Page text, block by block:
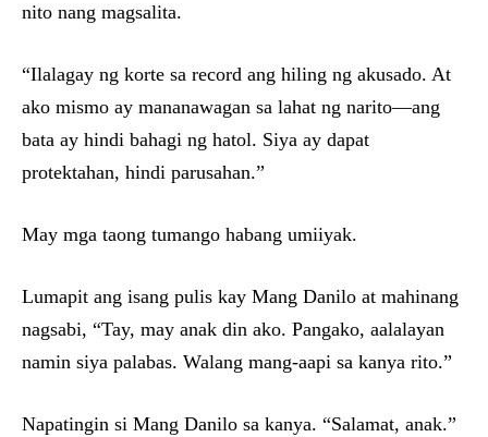
nito nang magsalita.
“Ilalagay ng korte sa record ang hiling ng akusado. At
ako mismo ay mananawagan sa lahat ng narito—ang
bata ay hindi bahagi ng hatol. Siya ay dapat
protektahan, hindi parusahan.”
May mga taong tumango habang umiiyak.
Lumapit ang isang pulis kay Mang Danilo at mahinang
nagsabi, “Tay, may anak din ako. Pangako, aalalayan
namin siya palabas. Walang mang-aapi sa kanya rito.”
Napatingin si Mang Danilo sa kanya. “Salamat, anak.”